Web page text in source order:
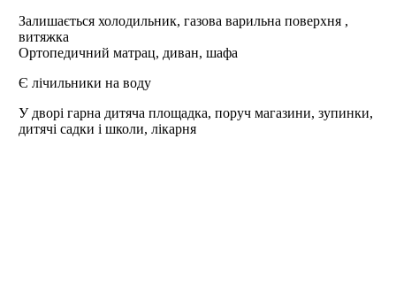
Залишається холодильник, газова варильна поверхня ,
витяжка
Ортопедичний матрац, диван, шафа
Є лічильники на воду
У дворі гарна дитяча площадка, поруч магазини, зупинки,
дитячі садки і школи, лікарня